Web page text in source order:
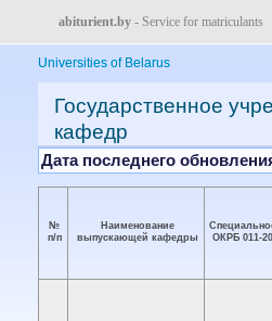
abiturient.by - Service for matriculants
Universities of Belarus
Государственное
кафедр
Дата последнего
№
п/п
Наименование
выпускающей кафедры
ОКРБ 011-